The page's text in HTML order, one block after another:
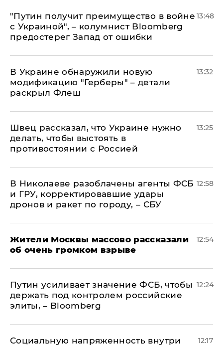
"Путин получит преимущество в войне
с Украиной", – колумнист Bloomberg
предостерег Запад от ошибки
13:48
В Украине обнаружили новую
модификацию "Герберы" – детали
раскрыл Флеш
13:32
Швец рассказал, что Украине нужно
делать, чтобы выстоять в
противостоянии с Россией
13:25
В Николаеве разоблачены агенты ФСБ
и ГРУ, корректировавшие удары
дронов и ракет по городу, – СБУ
12:58
Жители Москвы массово рассказали
об очень громком взрыве
12:54
Путин усиливает значение ФСБ, чтобы
держать под контролем российские
элиты, – Bloomberg
12:24
Социальную напряженность внутри
12:17